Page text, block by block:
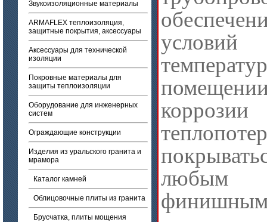
Звукоизоляционные материалы
ARMAFLEX теплоизоляция,
защитные покрытия, аксессуары
Аксессуары для технической
изоляции
Покровные материалы для
защиты теплоизоляции
Оборудование для инженерных
систем
Ограждающие конструкции
Изделия из уральского гранита и
мрамора
Каталог камней
Облицовочные плиты из гранита
Брусчатка, плиты мощения
любым